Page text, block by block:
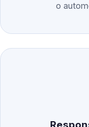
o